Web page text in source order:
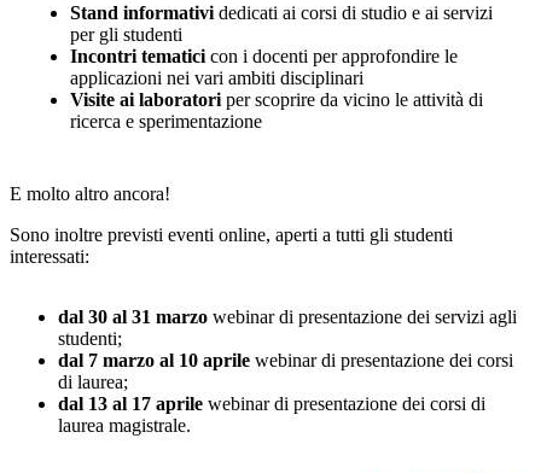
Stand informativi dedicati ai corsi di studio e ai servizi
per gli studenti
Incontri tematici con i docenti per approfondire le
applicazioni nei vari ambiti disciplinari
Visite ai laboratori per scoprire da vicino le attività di
ricerca e sperimentazione
E molto altro ancora!
Sono inoltre previsti eventi online, aperti a tutti gli studenti
interessati:
dal 30 al 31 marzo webinar di presentazione dei servizi agli
studenti;
dal 7 marzo al 10 aprile webinar di presentazione dei corsi
di laurea;
dal 13 al 17 aprile webinar di presentazione dei corsi di
laurea magistrale.